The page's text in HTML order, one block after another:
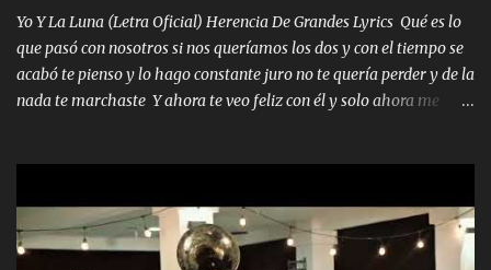
quiero que sea nunca con otra yo quiero llevarte a la Luna y si
quieres en ese momento te pido que seas mi esposa Chingada
madre no quiero dejar de tenerte no ayuda la p'uta loquera y al
chile quisiera ser menos de ti dependiente la pinche tristeza me
encierra princesa tu sabes que nunca saldras de mi mente Ella era
Yo Y La Luna (Letra Oficial) Herencia De Grandes Lyrics Qué es lo
que pasó con nosotros si nos queríamos los dos y con el tiempo se
acabó te pienso y lo hago constante juro no te quería perder y de la
nada te marchaste Y ahora te veo feliz con él y solo ahora me
pero eso ya no va a pasar me perderé en la soledad Porque me
mirabas bonito si yo no fui el final feliz el final fue triste pa mí Y
duele no tenerte aquí sabiendo que moría por ti yo y la luna